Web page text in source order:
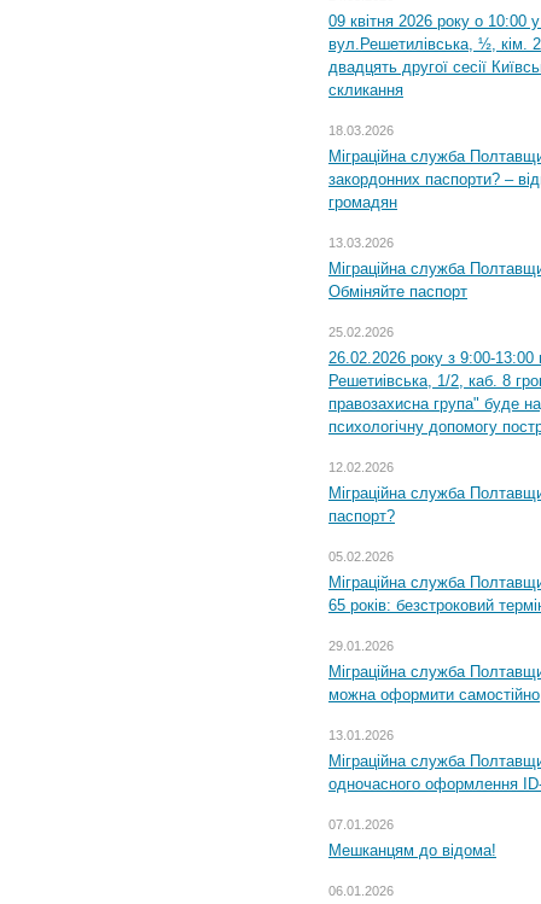
09 квітня 2026 року о 10:00
вул.Решетилівська, ½, кім.
двадцять другої сесії
скликання
18.03.2026
Міграційна служба
закордонних паспорти? –
громадян
13.03.2026
Міграційна служба
Обміняйте паспорт
25.02.2026
26.02.2026 року з 9:00-
Решетиівська, 1/2, каб. 8
правозахисна група" буде
психологічну допомогу
12.02.2026
Міграційна служба
паспорт?
05.02.2026
Міграційна служба
65 років: безстроковий
29.01.2026
Міграційна служба
можна оформити самостійно
13.01.2026
Міграційна служба
одночасного оформлення
07.01.2026
Мешканцям до відома!
06.01.2026